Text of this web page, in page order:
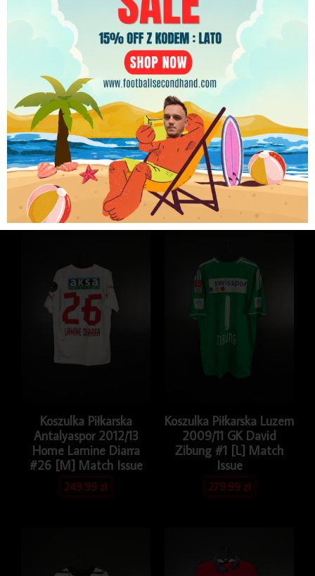
299.99 zł
Najniższa cena w ciągu ostatnich 30 dni: 299.99
Brak w magazynie
Kategorie Koszulki, Koszulki piłkarskie,Koszulki
piłkarskie reprezentacji
Podobne produkty
Koszulka Piłkarska
Antalyaspor 2012/13
Home Lamine Diarra
#26 [M] Match Issue
249.99zł
Koszulka Piłkarska Luzern
2009/11 GK David
Zibung #1 [L] Match
Issue
279.99zł